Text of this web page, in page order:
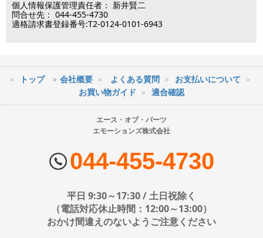
※最短到着をご希望の場合、時間指定不可の地域があります。
※配送業者の状況により荷物に遅延が生じる場合もございますので
ヤマト運輸・佐川急便・日本郵便・西濃運輸を使用しております。
配送会社はお選びいただけません。
時間指定は下記の通りです。
（電話対応休止時間：12:00～13:00）
土日祝日は出荷業務のみ行います。
土日祝日は電話・メールのお問い合わせ返信は
個人情報保護管理責任者： 新井賢二
問合せ先： 044-455-4730
適格請求書登録番号:T2-0124-0101-6943
トップ 会社概要 よくある質問
お支払いについて
お買い物ガイド
適合確認
エース・オブ・パーツ
エモーションズ株式会社
044-455-4730
平日 9:30～17:30 / 土日祝除く
（電話対応休止時間：12:00～13:00）
おかけ間違えのないようご注意ください